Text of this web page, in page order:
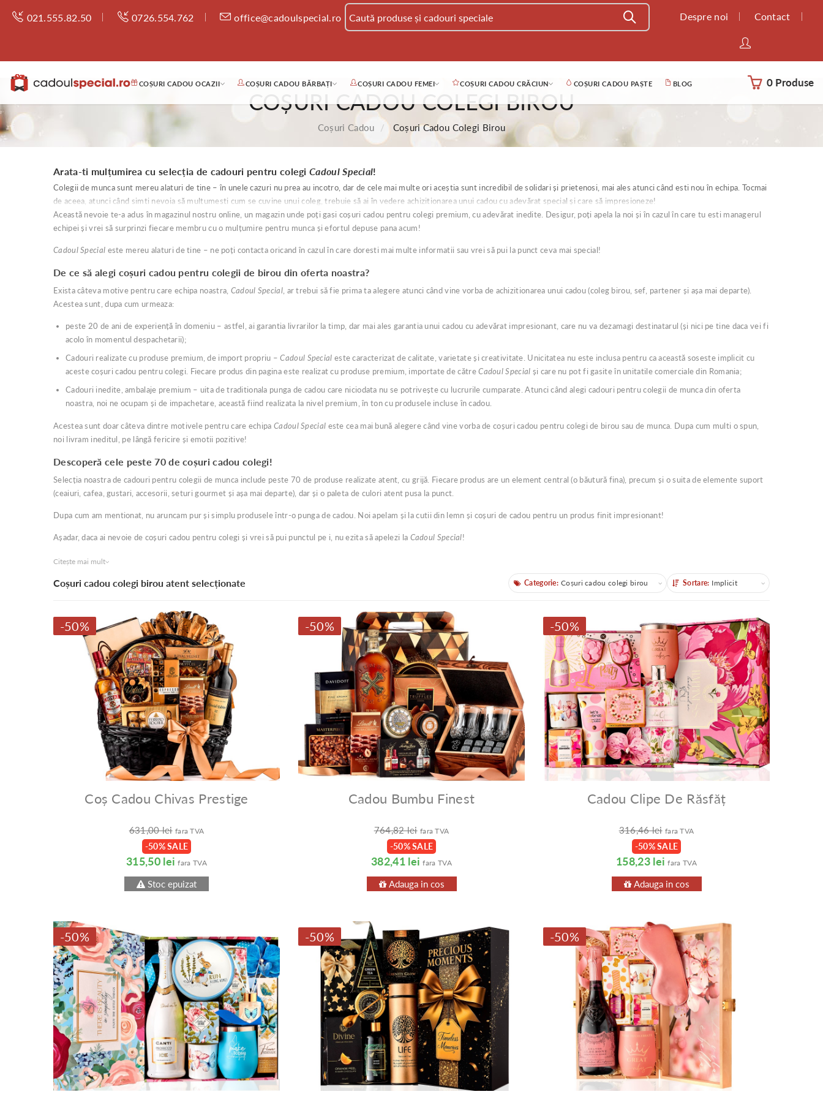
021.555.82.50 0726.554.762 office@cadoulspecial.ro Despre noi Contact
COȘURI CADOU OCAZII COȘURI CADOU BĂRBAȚI COȘURI CADOU FEMEI COȘURI CADOU CRĂCIUN COȘURI CADOU PAȘTE BLOG 0 Produse
COȘURI CADOU COLEGI BIROU
Coșuri Cadou Coșuri Cadou Colegi Birou
Arata-ti mulțumirea cu selecția de cadouri pentru colegiCadoul Special!
Colegii de munca sunt mereu alaturi de tine – în unele cazuri nu prea au incotro, dar de cele mai multe ori aceștia sunt incredibil de solidari și prietenosi, mai ales atunci când esti nou în echipa. Tocmai
de aceea, atunci când simti nevoia să multumesti cum se cuvine unui coleg, trebuie să ai în vedere achizitionarea unui cadou cu adevărat special și care să impresioneze!
Această nevoie te-a adus în magazinul nostru online, un magazin unde poți gasi coșuri cadou pentru colegi premium, cu adevărat inedite. Desigur, poți apela la noi și în cazul în care tu esti managerul
echipei și vrei să surprinzi fiecare membru cu o mulțumire pentru munca și efortul depuse pana acum!
Cadoul Special este mereu alaturi de tine – ne poți contacta oricand în cazul în care doresti mai multe informatii sau vrei să pui la punct ceva mai special!
De ce să alegi coșuri cadou pentru colegii de birou din oferta noastra?
Exista câteva motive pentru care echipa noastra, Cadoul Special, ar trebui să fie prima ta alegere atunci când vine vorba de achizitionarea unui cadou (coleg birou, sef, partener și așa mai departe).
Acestea sunt, dupa cum urmeaza:
peste 20 de ani de experiență în domeniu – astfel, ai garantia livrarilor la timp, dar mai ales garantia unui cadou cu adevărat impresionant, care nu va dezamagi destinatarul (și nici pe tine daca vei fi
acolo în momentul despachetarii);
Cadouri realizate cu produse premium, de import propriu –Cadoul Special este caracterizat de calitate, varietate și creativitate. Unicitatea nu este inclusa pentru ca această soseste implicit cu
aceste coșuri cadou pentru colegi. Fiecare produs din pagina este realizat cu produse premium, importate de cătreCadoul Special și care nu pot fi gasite în unitatile comerciale din Romania;
Cadouri inedite, ambalaje premium – uita de traditionala punga de cadou care niciodata nu se potrivește cu lucrurile cumparate. Atunci când alegi cadouri pentru colegii de munca din oferta
noastra, noi ne ocupam și de impachetare, această fiind realizata la nivel premium, în ton cu produsele incluse în cadou.
Acestea sunt doar câteva dintre motivele pentru care echipa Cadoul Special este cea mai bună alegere când vine vorba de coșuri cadou pentru colegi de birou sau de munca. Dupa cum multi o spun,
noi livram ineditul, pe lângă fericire și emotii pozitive!
Descoperă cele peste 70 de coșuri cadou colegi!
Selecția noastra de cadouri pentru colegii de munca include peste 70 de produse realizate atent, cu grijă. Fiecare produs are un element central (o băutură fina), precum și o suita de elemente suport
(ceaiuri, cafea, gustari, accesorii, seturi gourmet și așa mai departe), dar și o paleta de culori atent pusa la punct.
Dupa cum am mentionat, nu aruncam pur și simplu produsele într-o punga de cadou. Noi apelam și la cutii din lemn și coșuri de cadou pentru un produs finit impresionant!
Așadar, daca ai nevoie de coșuri cadou pentru colegi și vrei să pui punctul pe i, nu ezita să apelezi la Cadoul Special!
Citește mai mult
Coșuri cadou colegi birou atent selecționate Categorii
Categorie: Coșuri cadou colegi birou Sortare
Sortare: Implicit
-50%
Coș Cadou Chivas Prestige
631,00 lei fara TVA
-50% SALE
315,50 lei fara TVA
Stoc epuizat
-50%
Cadou Bumbu Finest
764,82 lei fara TVA
-50% SALE
382,41 lei fara TVA
Adauga in cos
-50%
Cadou Clipe De Răsfăț
316,46 lei fara TVA
-50% SALE
158,23 lei fara TVA
Adauga in cos
-50% -50% -50%